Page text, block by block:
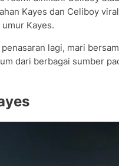
Ambassador Apa?
Kayes dan Celiboy
Kayes.
penasaran lagi, mari
dari berbagai sumber